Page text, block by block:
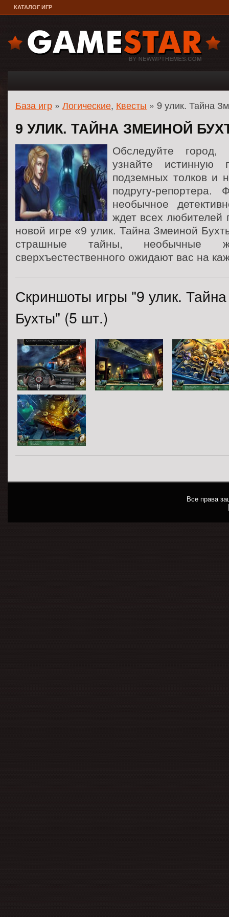
КАТАЛОГ ИГР
База игр » Логические, Квесты » 9 улик. Тайна
9 УЛИК. ТАЙНА ЗМЕИНОЙ
Обследуйте
узнайте истинную
подземных толков и
подругу-
необычное
ждет всех любителей
новой игре «9 улик. Тайна Змеиной
страшные тайны,
сверхъестественного ожидают вас на
Скриншоты игры "9 улик.
Бухты" (5 шт.)
Все права